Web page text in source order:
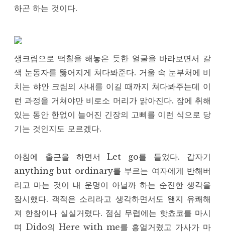
하곤 하는 것이다.
생크림으로 떡칠을 해놓은 듯한 얼굴을 바라보면서 갈
색 눈동자를 뚫어지게 쳐다봐준다. 거울 속 눈부처에 비
치는 햐안 크림의 사내를 이길 때까지 쳐다봐주는데 이
런 과정을 거쳐야만 비로소 머리가 맑아진다. 잠에 취해
있는 동안 한없이 늘어진 긴장의 고삐를 이런 식으로 당
기는 것인지도 모르겠다.
아침에 출근을 하면서 Let go를 들었다. 갑자기
anything but ordinary를 부르는 여자에게 반해버
리고 마는 것이 내 운명이 아닐까 하는 순진한 생각을
잠시했다. 객적은 소리라고 생각하면서도 왠지 유쾌해
져 한참이나 실실거렸다. 점심 무렵에는 핫쵸코를 마시
며 Dido의 Here with me를 흥얼거렸고 가사가 마